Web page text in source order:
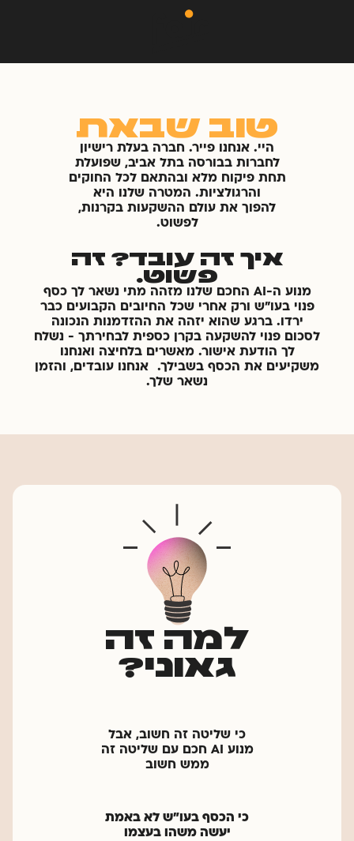
טוב שבאת
היי. אנחנו פייר. חברה בעלת רישיון
לחברות בבורסה בתל אביב, שפועלת
תחת פיקוח מלא ובהתאם לכל החוקים
והרגולציות. המטרה שלנו היא
להפוך את עולם ההשקעות בקרנות,
לפשוט.
איך זה עובד? זה
פשוט.
מנוע ה-AI החכם שלנו מזהה מתי נשאר לך כסף
פנוי בעו"ש ורק אחרי שכל החיובים הקבועים כבר
ירדו. ברגע שהוא יזהה את ההזדמנות הנכונה
לסכום פנוי להשקעה בקרן כספית לבחירתך - נשלח
לך הודעת אישור. מאשרים בלחיצה ואנחנו
משקיעים את הכסף בשבילך. אנחנו עובדים, והזמן
נשאר שלך.
למה זה
גאוני?
כי שליטה זה חשוב, אבל
מנוע AI חכם עם
שליטה זה
ממש חשוב
כי הכסף בעו"ש לא באמת
יעשה משהו בעצמו